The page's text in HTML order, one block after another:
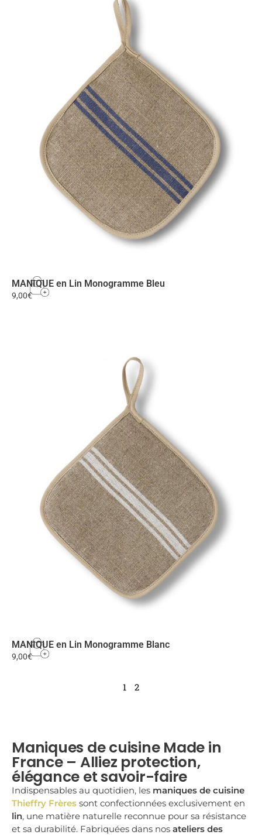
MANIQUE en Lin Monogramme Bleu
9,00€
MANIQUE en Lin Monogramme Blanc
9,00€
1 2
Maniques de cuisine Made in
France – Alliez protection,
élégance et savoir-faire
Indispensables au quotidien, les maniques de cuisine
Thieffry Frères sont confectionnées exclusivement en
lin, une matière naturelle reconnue pour sa résistance
et sa durabilité. Fabriquées dans nos ateliers des